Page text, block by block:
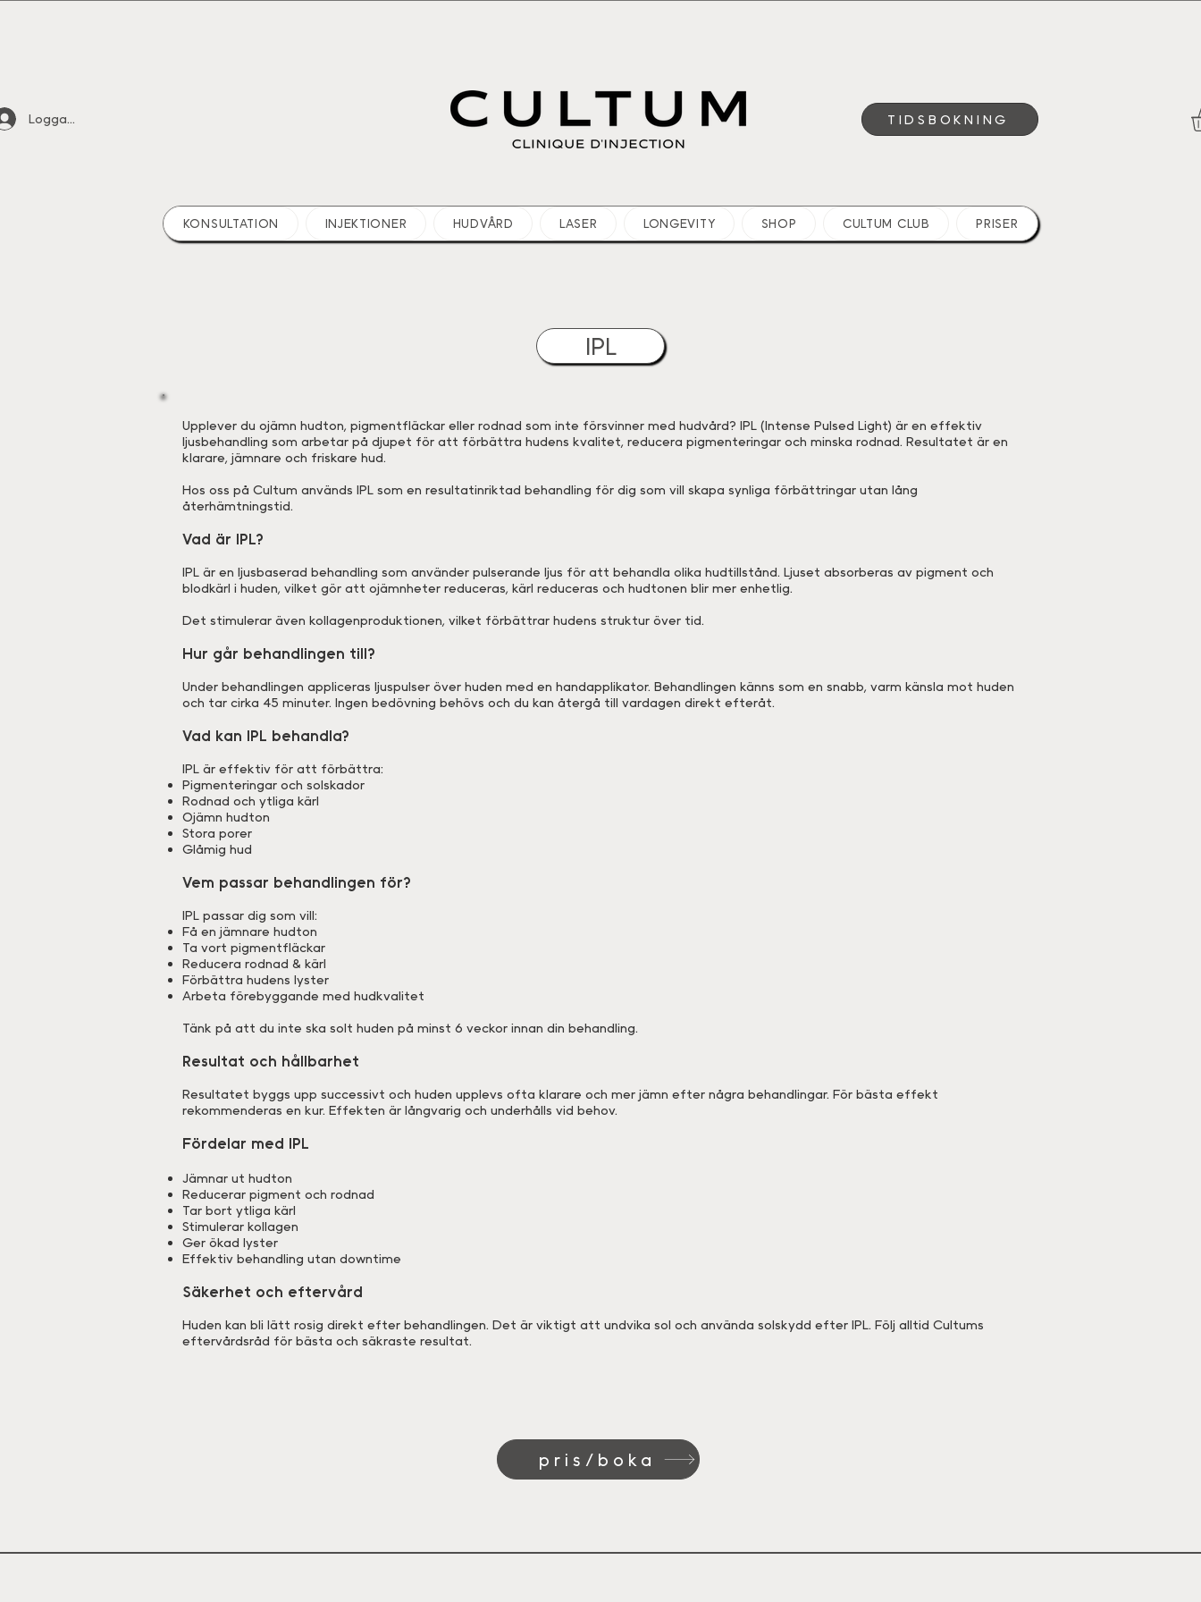
Logga in TIDSBOKNING
KONSULTATION INJEKTIONER HUDVÅRD LASER LONGEVITY SHOP CULTUM CLUB PRISER
IPL
Upplever du ojämn hudton, pigmentfläckar eller rodnad som inte försvinner med hudvård? IPL (Intense Pulsed Light) är en effektiv
ljusbehandling som arbetar på djupet för att förbättra hudens kvalitet, reducera pigmenteringar och minska rodnad. Resultatet är en
klarare, jämnare och friskare hud.
Hos oss på Cultum används IPL som en resultatinriktad behandling för dig som vill skapa synliga förbättringar utan lång
återhämtningstid.
Vad är IPL?
IPL är en ljusbaserad behandling som använder pulserande ljus för att behandla olika hudtillstånd. Ljuset absorberas av pigment och
blodkärl i huden, vilket gör att ojämnheter reduceras, kärl reduceras och hudtonen blir mer enhetlig.
Det stimulerar även kollagenproduktionen, vilket förbättrar hudens struktur över tid.
Hur går behandlingen till?
Under behandlingen appliceras ljuspulser över huden med en handapplikator. Behandlingen känns som en snabb, varm känsla mot huden
och tar cirka 45 minuter. Ingen bedövning behövs och du kan återgå till vardagen direkt efteråt.
Vad kan IPL behandla?
IPL är effektiv för att förbättra:
Pigmenteringar och solskador
Rodnad och ytliga kärl
Ojämn hudton
Stora porer
Glåmig hud
Vem passar behandlingen för?
IPL passar dig som vill:
Få en jämnare hudton
Ta vort pigmentfläckar
Reducera rodnad & kärl
Förbättra hudens lyster
Arbeta förebyggande med hudkvalitet
Tänk på att du inte ska solt huden på minst 6 veckor innan din behandling.
Resultat och hållbarhet
Resultatet byggs upp successivt och huden upplevs ofta klarare och mer jämn efter några behandlingar. För bästa effekt
rekommenderas en kur. Effekten är långvarig och underhålls vid behov.
Fördelar med IPL
Jämnar ut hudton
Reducerar pigment och rodnad
Tar bort ytliga kärl
Stimulerar kollagen
Ger ökad lyster
Effektiv behandling utan downtime
Säkerhet och eftervård
Huden kan bli lätt rosig direkt efter behandlingen. Det är viktigt att undvika sol och använda solskydd efter IPL. Följ alltid Cultums
eftervårdsråd för bästa och säkraste resultat.
pris/boka